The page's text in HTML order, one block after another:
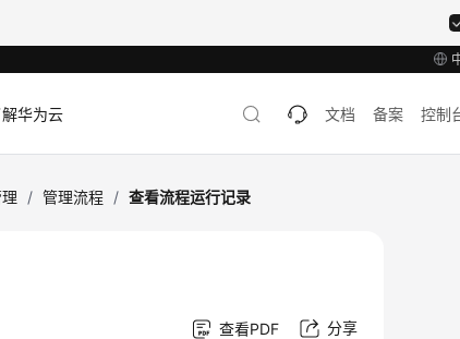
解华为云 文档 备案 控制
/ 管理流程 / 查看流程运行记录
查看PDF 分享